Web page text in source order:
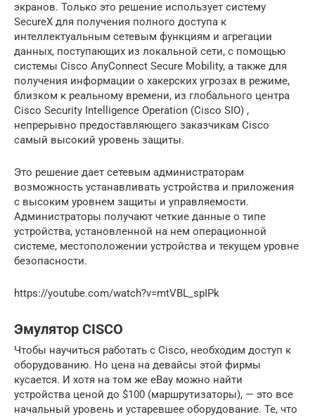
экранов. Только это решение использует систему
SecureX для получения полного доступа к
интеллектуальным сетевым функциям и агрегации
данных, поступающих из локальной сети, с помощью
системы Cisco AnyConnect Secure Mobility, а также для
получения информации о хакерских угрозах в режиме,
близком к реальному времени, из глобального центра
Cisco Security Intelligence Operation (Cisco SIO) ,
непрерывно предоставляющего заказчикам Cisco
самый высокий уровень защиты.
Это решение дает сетевым администраторам
возможность устанавливать устройства и приложения
с высоким уровнем защиты и управляемости.
Администраторы получают четкие данные о типе
устройства, установленной на нем операционной
системе, местоположении устройства и текущем уровне
безопасности.
https://youtube.com/watch?v=mtVBL_spIPk
Эмулятор CISCO
Чтобы научиться работать с Cisco, необходим доступ к
оборудованию. Но цена на девайсы этой фирмы
кусается. И хотя на том же eBay можно найти
устройства ценой до $100 (маршрутизаторы), — это все
начальный уровень и устаревшее оборудование. Те, что